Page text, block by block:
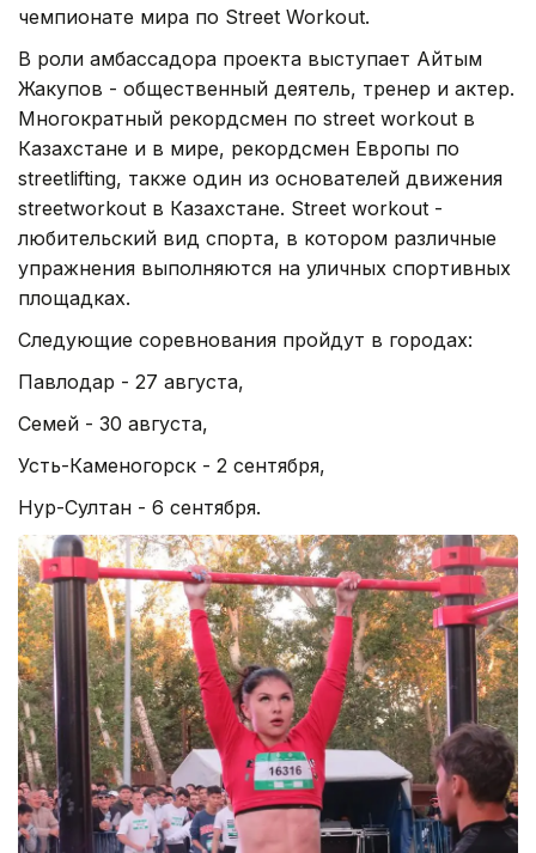
чемпионате мира по Street Workout.
В роли амбассадора проекта выступает Айтым
Жакупов - общественный деятель, тренер и актер.
Многократный рекордсмен по street workout в
Казахстане и в мире, рекордсмен Европы по
streetlifting, также один из основателей движения
streetworkout в Казахстане. Street workout -
любительский вид спорта, в котором различные
упражнения выполняются на уличных спортивных
площадках.
Следующие соревнования пройдут в городах:
Павлодар - 27 августа,
Семей - 30 августа,
Усть-Каменогорск - 2 сентября,
Нур-Султан - 6 сентября.